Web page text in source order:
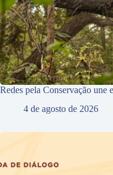
Redes pela Conservação une
4 de agosto de 2026